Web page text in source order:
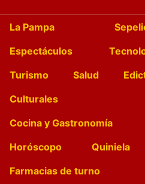
La Pampa
Espectáculos
Turismo
Salud
Culturales
Cocina y Gastronomía
Horóscopo
Quiniela
Farmacias de turno